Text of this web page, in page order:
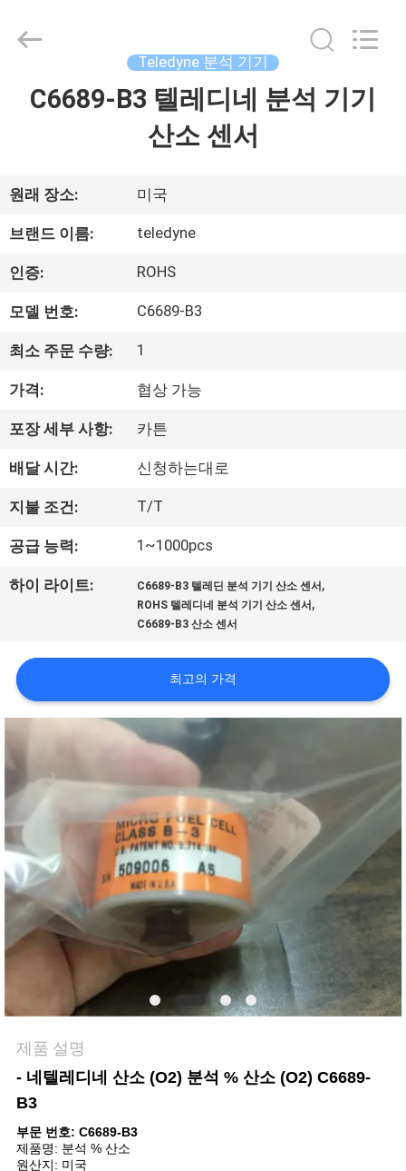
품
우
리
한
것
공
장
투
품
질
관
리
저
희
와
연
뉴
스
인
2026
GREAT
Teledyne 분석 기기
C6689-B3 텔레디네 분석 기기
산소 센서
원래 장소: 미국
브랜드 이름: teledyne
인증: ROHS
모델 번호: ​C6689-B3
최소 주문 수량: 1
가격: 협상 가능
포장 세부 사항: 카튼
배달 시간: 신청하는대로
지불 조건: T/T
공급 능력: 1~1000pcs
하이 라이트: C6689-B3 텔레딘 분석 기기 산소 센서 ,
ROHS 텔레디네 분석 기기 산소 센서 ,
C6689-B3 산소 센서
최고의 가격
제품 설명
- 네 텔레디네 산소 (O2) 분석 % 산소 (O2) C6689-
B3
부문 번호: C6689-B3
제품명: 분석 % 산소
원산지: 미국